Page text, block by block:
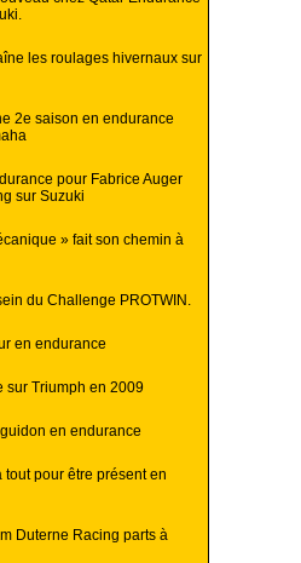
les roulages hivernaux sur
2e saison en endurance
pour Fabrice Auger
sur Suzuki
» fait son chemin à
du Challenge PROTWIN.
en endurance
sur Triumph en 2009
en endurance
tout pour être présent en
Duterne Racing parts à